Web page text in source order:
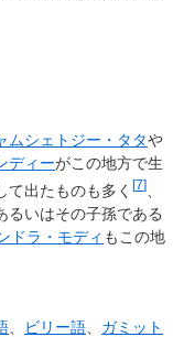
ムシェトジー・タタや
ディーがこの地方で生
て出たものも多く [7]
るいはその子孫である
ドラ・モディ もこの地
ビリー語
ガミット